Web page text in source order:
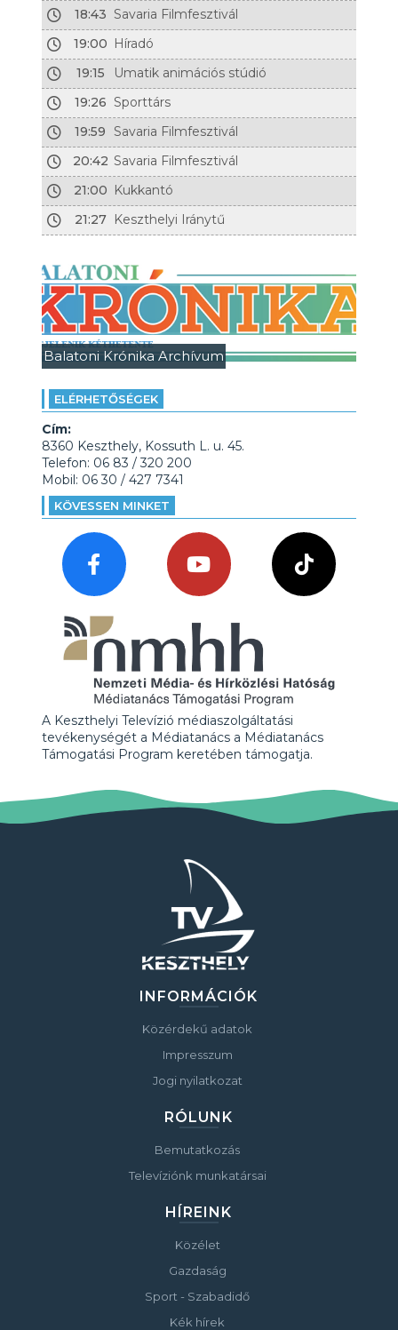
18:43 Savaria Filmfesztivál
19:00 Híradó
19:15
Umatik animációs stúdió
19:26 Sporttárs
19:59
Savaria Filmfesztivál
20:42 Savaria Filmfesztivál
21:00 Kukkantó
21:27 Keszthelyi Iránytű
Balatoni Krónika Archívum
ELÉRHETŐSÉGEK
Cím:
8360 Keszthely, Kossuth L. u. 45.
Telefon: 06 83 / 320 200
Mobil: 06 30 / 427 7341
KÖVESSEN MINKET
A Keszthelyi Televízió médiaszolgáltatási
tevékenységét a Médiatanács a Médiatanács
Támogatási Program keretében támogatja.
INFORMÁCIÓK
Közérdekű adatok
Impresszum
Jogi nyilatkozat
RÓLUNK
Bemutatkozás
Televíziónk munkatársai
HÍREINK
Közélet
Gazdaság
Sport - Szabadidő
Kék hírek